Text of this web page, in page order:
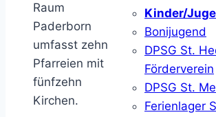
Raum
Paderborn
umfasst zehn
Pfarreien mit
fünfzehn
Kirchen.
Kinder/
Bonijugend
DPSG St.
Förderverein
DPSG St.
Ferienlager